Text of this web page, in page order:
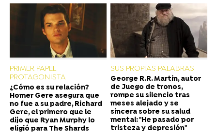
PRIMER PAPEL
PROTAGONISTA
¿Cómo es su relación?
Homer Gere asegura que
no fue a su padre, Richard
Gere, el primero que le
dijo que Ryan Murphy lo
eligió para The Shards
SUS PROPIAS PALABRAS
George R.R. Martin, autor
de Juego de tronos,
rompe su silencio tras
meses alejado y se
sincera sobre su salud
mental: "He pasado por
tristeza y depresión"